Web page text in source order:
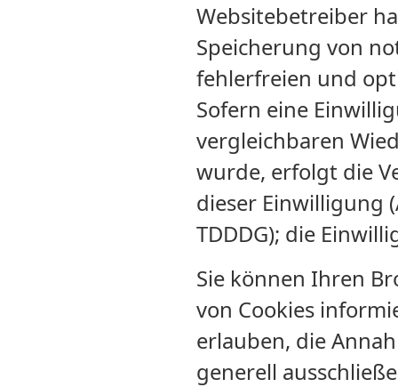
Websitebetreiber
Speicherung von
fehlerfreien und
Sofern eine
vergleichbaren
wurde, erfolgt die
dieser Einwilligung
TDDDG); die
Sie können Ihren
von Cookies
erlauben, die
generell